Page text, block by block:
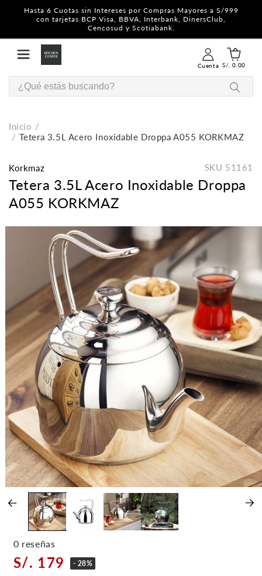
Hasta 6 Cuotas sin Intereses por Compras Mayores a S/999
con tarjetas BCP Visa, BBVA, Interbank, DinersClub,
Cencosud y Scotiabank.
Cuenta S/. 0.00
Inicio
Tetera 3.5L Acero Inoxidable Droppa A055 KORKMAZ
Korkmaz SKU 51161
Tetera 3.5L Acero Inoxidable Droppa
A055 KORKMAZ
0 reseñas
S/. 179 - 28%